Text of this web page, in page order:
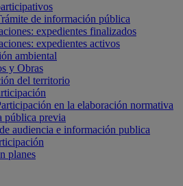
de información pública
expedientes finalizados
expedientes activos
ambiental
y Obras
del territorio
en la elaboración normativa
pública previa
audiencia e información publica
planes